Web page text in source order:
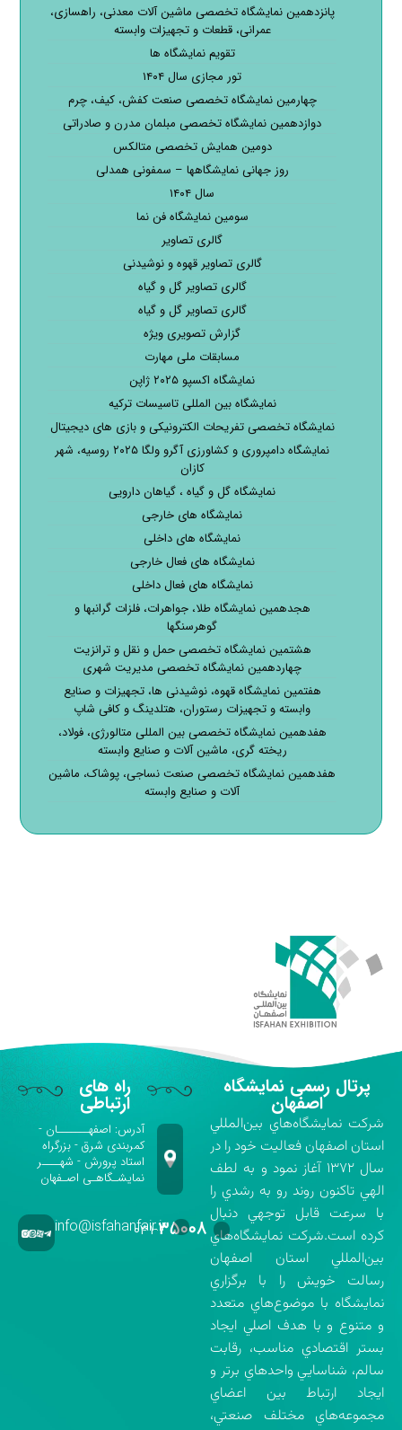
پانزدهمین نمایشگاه تخصصی ماشین آلات معدنی، راهسازی،
عمرانی، قطعات و تجهیزات وابسته
تقویم نمایشگاه ها
تور مجازی سال ۱۴۰۴
چهارمین نمایشگاه تخصصی صنعت کفش، کیف، چرم
دوازدهمین نمایشگاه تخصصی مبلمان مدرن و صادراتی
دومین همایش تخصصی متالکس
روز جهانی نمایشگاهها – سمفونی همدلی
سال ۱۴۰۴
سومین نمایشگاه فن نما
گالری تصاویر
گالری تصاویر قهوه و نوشیدنی
گالری تصاویر گل و گیاه
گالری تصاویر گل و گیاه
گزارش تصویری ویژه
مسابقات ملی مهارت
نمایشگاه اکسپو ۲۰۲۵ ژاپن
نمایشگاه بین المللی تاسیسات ترکیه
نمایشگاه تخصصی تفریحات الکترونیکی و بازی های دیجیتال
نمایشگاه دامپروری و کشاورزی آگرو ولگا ۲۰۲۵ روسیه، شهر
کازان
نمایشگاه گل و گیاه ، گیاهان دارویی
نمایشگاه های خارجی
نمایشگاه های داخلی
نمایشگاه های فعال خارجی
نمایشگاه های فعال داخلی
هجدهمین نمایشگاه طلا، جواهرات، فلزات گرانبها و
گوهرسنگها
هشتمین نمایشگاه تخصصی حمل و نقل و ترانزیت
چهاردهمین نمایشگاه تخصصی مدیریت شهری
هفتمین نمایشگاه قهوه، نوشیدنی ها، تجهیزات و صنایع
وابسته و تجهیزات رستوران، هتلدینگ و کافی شاپ
هفدهمین نمایشگاه تخصصی بین المللی متالورژی، فولاد،
ریخته گری، ماشین آلات و صنایع وابسته
هفدهمین نمایشگاه تخصصی صنعت نساجی، پوشاک، ماشین
آلات و صنایع وابسته
پرتال رسمی نمایشگاه
اصفهان
شركت نمايشگاه‌هاي بين‌المللي
استان اصفهان فعاليت خود را در
سال ۱۳۷۲ آغاز نمود و به لطف
الهي تاكنون روند رو به رشدي را
با سرعت قابل توجهي دنبال
كرده است.شركت نمايشگاه‌هاي
بين‌المللي استان اصفهان
رسالت خويش را با برگزاري
نمايشگاه با موضوع‌هاي متعدد
و متنوع و با هدف اصلي ايجاد
بستر اقتصادي مناسب، رقابت
سالم، شناسايي واحدهاي برتر و
ايجاد ارتباط بين اعضاي
مجموعه‌هاي مختلف صنعتي،
راه های
ارتباطی
آدرس: اصفهـــــــان -
کمربندی شرق - بزرگراه
استاد پرورش - شهــــر
نمایشـگاهـی اصـفهان
۰۳۱-۳۵۰۰۸info@isfahanfair.ir